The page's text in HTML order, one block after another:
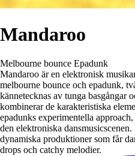
Mandaroo
Melbourne bounce Epadunk
Mandaroo är en elektronisk
melbourne bounce och epadunk,
kännetecknas av tunga basgångar
kombinerar de karakteristiska
epadunks experimentella
den elektroniska
dynamiska produktioner som får
drops och catchy melodier.